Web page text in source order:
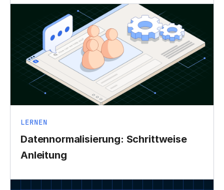
LERNEN
Datennormalisierung: Schrittweise
Anleitung